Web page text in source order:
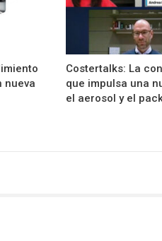
nueva
Costertalks: La
que impulsa una
el aerosol y el